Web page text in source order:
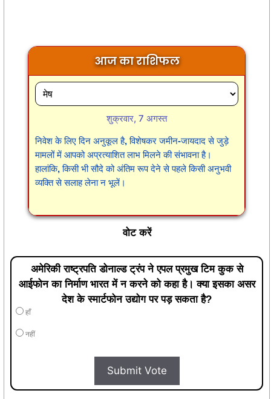
आज का राशिफल
शुक्रवार, 7 अगस्त
निवेश के लिए दिन अनुकूल है, विशेषकर जमीन-जायदाद से जुड़े
मामलों में आपको अप्रत्याशित लाभ मिलने की संभावना है।
हालांकि, किसी भी सौदे को अंतिम रूप देने से पहले किसी अनुभवी
व्यक्ति से सलाह लेना न भूलें।
वोट करें
अमेरिकी राष्ट्रपति डोनाल्ड ट्रंप ने एपल प्रमुख टिम कुक से
आईफोन का निर्माण भारत में न करने को कहा है। क्या इसका असर
देश के स्मार्टफोन उद्योग पर पड़ सकता है?
हाँ
नहीं
Submit Vote